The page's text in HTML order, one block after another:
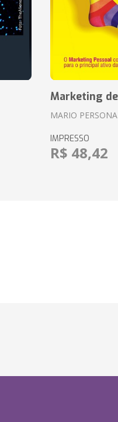
Marketing
MARIO PERSONA
IMPRESSO
R$ 48,42